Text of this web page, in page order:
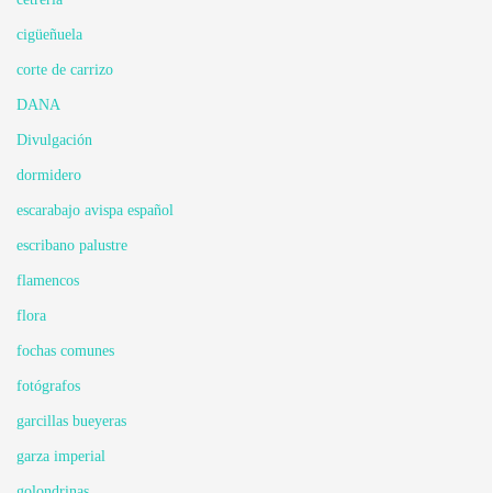
cigüeñuela
corte de carrizo
DANA
Divulgación
dormidero
escarabajo avispa español
escribano palustre
flamencos
flora
fochas comunes
fotógrafos
garcillas bueyeras
garza imperial